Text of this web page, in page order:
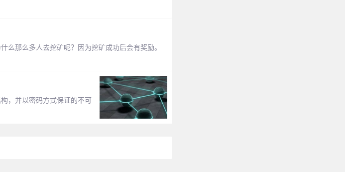
么那么多人去挖矿呢？因为挖矿成功后会有奖励。
，并以密码方式保证的不可